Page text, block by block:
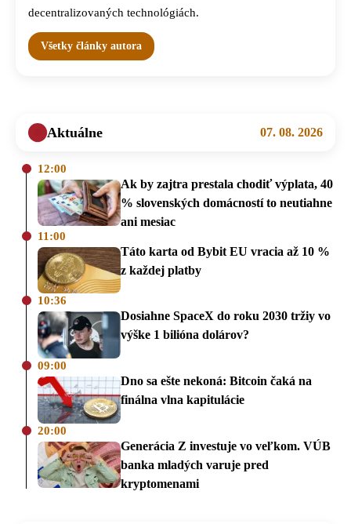
decentralizovaných technológiách.
Všetky články autora
Aktuálne 07. 08. 2026
12:00
Ak by zajtra prestala chodiť výplata, 40
% slovenských domácností to neutiahne
ani mesiac
11:00
Táto karta od Bybit EU vracia až 10 %
z každej platby
10:36
Dosiahne SpaceX do roku 2030 tržiy vo
výške 1 bilióna dolárov?
09:00
Dno sa ešte nekoná: Bitcoin čaká na
finálna vlna kapitulácie
20:00
Generácia Z investuje vo veľkom. VÚB
banka mladých varuje pred
kryptomenami